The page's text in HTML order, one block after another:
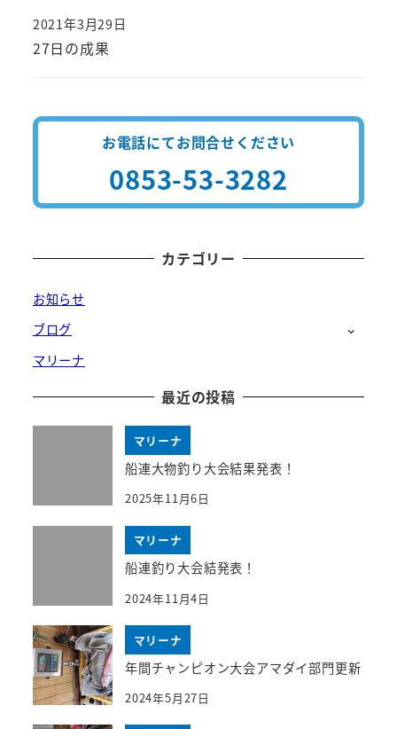
27日の成果
投稿日
2021年3月29日
お電話にてお問合せください
0853-53-3282
カテゴリー
お知らせ
ブログ
マリーナ
最近の投稿
マリーナ
船連大物釣り大会結果発表！
2025年11月6日
マリーナ
船連釣り大会結発表！
2024年11月4日
マリーナ
年間チャンピオン大会アマダイ部門更新
2024年5月27日